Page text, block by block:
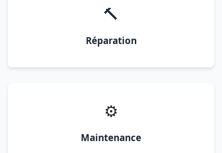
🔨
Réparation
⚙️
Maintenance